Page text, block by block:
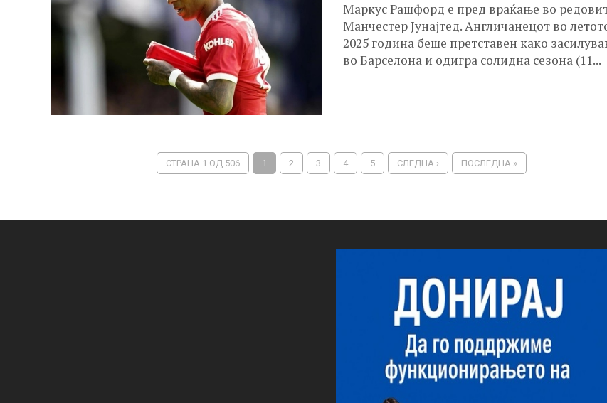
Маркус Рашфорд е пред враќање во
Манчестер Јунајтед. Англичанецот во
2025 година беше претставен како
во Барселона и одигра солидна сезона (11...
СТРАНА 1 ОД 506 1 2 3 4 5 СЛЕДНА › ПОСЛЕДНА »